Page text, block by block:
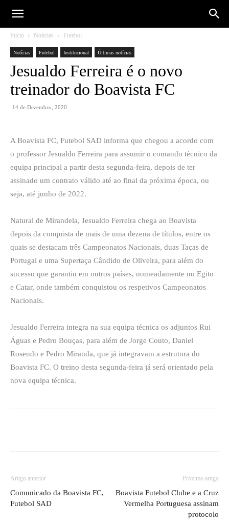
Início Notícias Futebol
Notícias Futebol Institucional Últimas notícias
Jesualdo Ferreira é o novo
treinador do Boavista FC
14 de Dezembro, 2020
A Boavista FC, Futebol SAD informa que chegou a acordo com
o professor Jesualdo Ferreira para assumir o comando técnico da
equipa principal a partir desta segunda-feira, depois de ter
assinado um contrato válido até ao final da próxima época, ou
seja, até junho de 2022.
Natural de Mirandela, Jesualdo Ferreira chega ao Boavista
depois da conquista de mais de uma dezena de títulos, entre os
quais se destacam três Campeonatos Nacionais, duas Taças de
Portugal e uma Supertaça Cândido de Oliveira, para além do
sucesso que garantiu em outros países, nomeadamente no Egito
e Catar, onde também conquistou os respetivos Campeonatos
Nacionais.
Jesualdo Ferreira integra na sua equipa técnica os adjuntos Rui
Águas e Pedro Bouças, para além de Jorge Couto, Daniel
Rosendo e Pedro Miranda, que já integravam a estrutura do
Boavista FC. O treino desta segunda-feira já será orientado pela
nova equipa técnica.
Artigo anterior
Comunicado da Boavista FC,
Futebol SAD
Próximo artigo
Boavista Futebol Clube e a Cruz
Vermelha Portuguesa assinam
protocolo